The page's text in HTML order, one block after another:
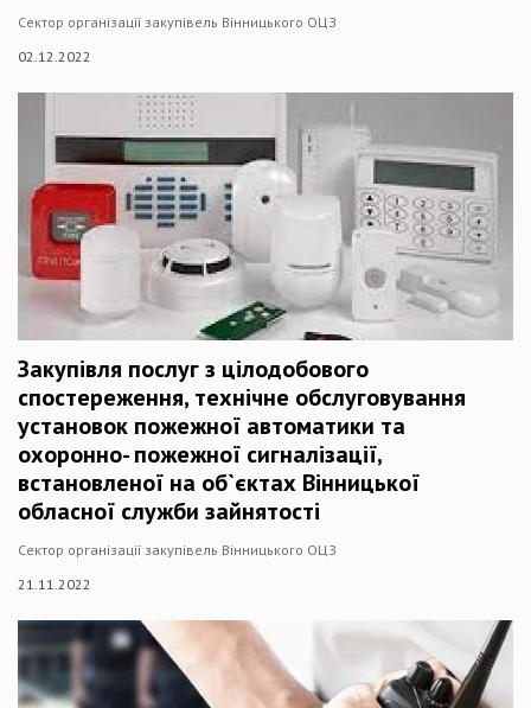
Сектор організації закупівель Вінницького ОЦЗ
02.12.2022
Закупівля послуг з цілодобового
спостереження, технічне обслуговування
установок пожежної автоматики та
охоронно- пожежної сигналізації,
встановленої на об`єктах Вінницької
обласної служби зайнятості
Сектор організації закупівель Вінницького ОЦЗ
21.11.2022